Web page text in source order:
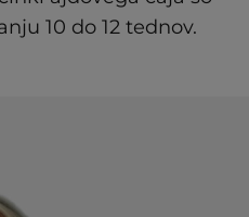
10 do 12 tednov.